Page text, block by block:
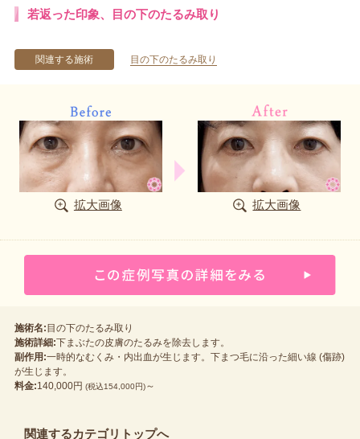
若返った印象、目の下のたるみ取り
関連する施術 目の下のたるみ取り
拡大画像 拡大画像
施術名:目の下のたるみ取り
施術詳細:下まぶたの皮膚のたるみを除去します。
副作用:一時的なむくみ・内出血が生じます。下まつ毛に沿った細い線 (傷跡)
が生じます。
料金:140,000円 (税込154,000円)～
関連するカテゴリトップへ